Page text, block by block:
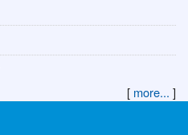
[ more... ]